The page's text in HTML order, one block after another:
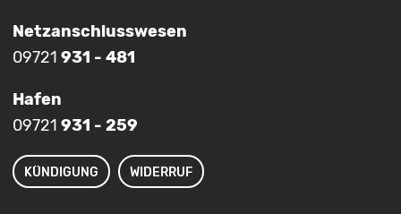
Netzanschlusswesen
09721 931 - 481
Hafen
09721 931 - 259
KÜNDIGUNG WIDERRUF